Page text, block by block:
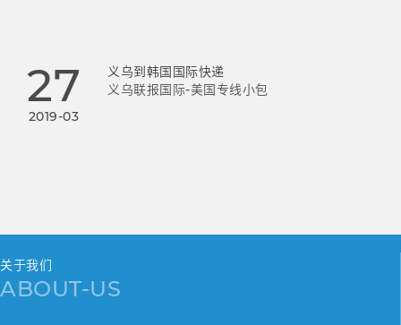
27
2019-03
义乌到韩国国际快递
义乌联报国际-美国专线小包
关于我们
ABOUT-US